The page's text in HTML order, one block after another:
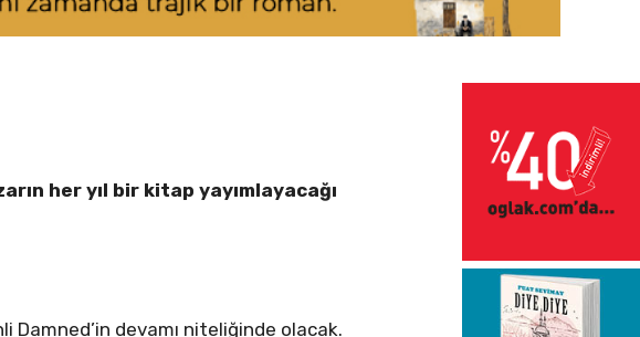
her yıl bir kitap yayımlayacağı
Damned’in devamı niteliğinde olacak.